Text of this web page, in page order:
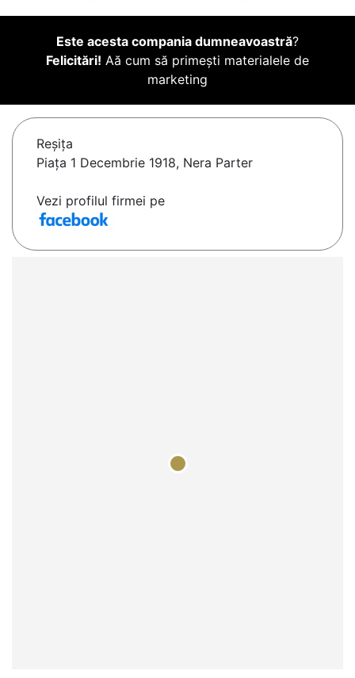
Este acesta compania dumneavoastră?
Felicitări! Aă cum să primești materialele de
marketing
Reşiţa
Piața 1 Decembrie 1918, Nera Parter
Vezi profilul firmei pe